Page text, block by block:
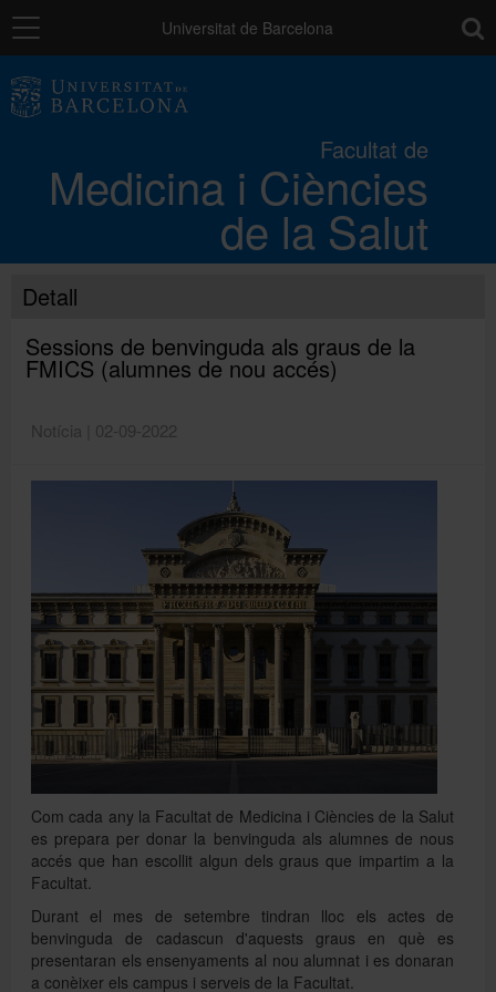
Navegació Universitat de Barcelona
Facultat de
Medicina i Ciències
de la Salut
Els campus
Docència
Convocatòries i ajuts
Directori
Detall
Sessions de benvinguda als graus de la
FMICS (alumnes de nou accés)
Notícia | 02-09-2022
Com cada any la Facultat de Medicina i Ciències de la Salut
es prepara per donar la benvinguda als alumnes de nous
accés que han escollit algun dels graus que impartim a la
Facultat.
Durant el mes de setembre tindran lloc els actes de
benvinguda de cadascun d'aquests graus en què es
presentaran els ensenyaments al nou alumnat i es donaran
a conèixer els campus i serveis de la Facultat.